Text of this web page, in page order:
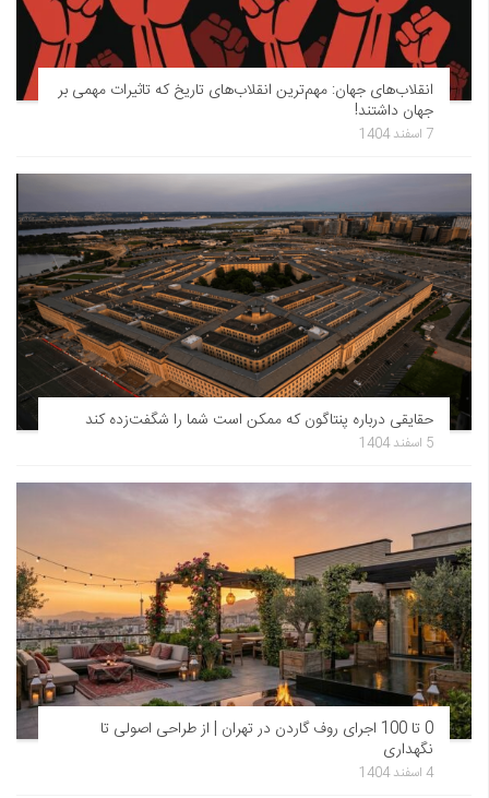
انقلاب‌های جهان: مهم‌ترین انقلاب‌های تاریخ که تاثیرات مهمی بر
جهان داشتند!
7 اسفند 1404
حقایقی درباره پنتاگون که ممکن است شما را شگفت‌زده کند
5 اسفند 1404
0 تا 100 اجرای روف گاردن در تهران | از طراحی اصولی تا
نگهداری
4 اسفند 1404